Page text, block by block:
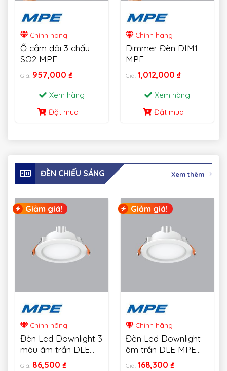
Chính hãng
Ổ cắm đôi 3 chấu
SO2 MPE
Giá: 957,000 ₫
Xem hàng
Đặt mua
Chính hãng
Dimmer Đèn DIM1
MPE
Giá: 1,012,000 ₫
Xem hàng
Đặt mua
ĐÈN CHIẾU SÁNG Xem thêm
Giảm giá!
Chính hãng
Đèn Led Downlight 3
màu âm trần DLE
MPE 6W-18W
Giá: 86,500 ₫
Giảm giá!
Chính hãng
Đèn Led Downlight
âm trần DLE MPE
18W
Giá: 168,300 ₫